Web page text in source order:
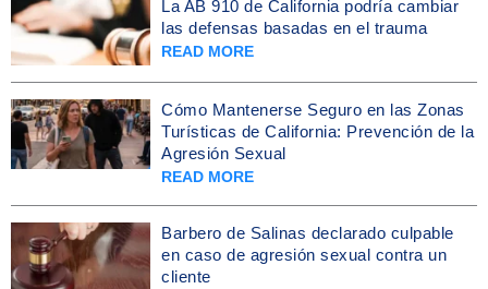
La AB 910 de California podría cambiar
las defensas basadas en el trauma
READ MORE
Cómo Mantenerse Seguro en las Zonas
Turísticas de California: Prevención de la
Agresión Sexual
READ MORE
Barbero de Salinas declarado culpable
en caso de agresión sexual contra un
cliente